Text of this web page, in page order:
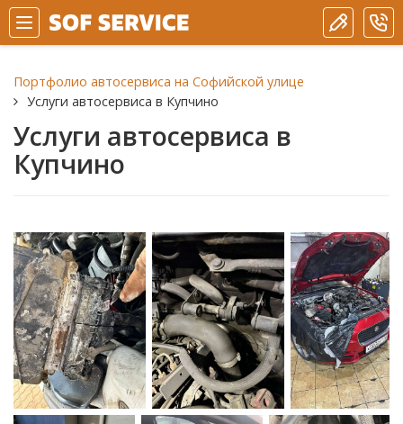
Портфолио автосервиса на Софийской улице
Услуги автосервиса в Купчино
Услуги автосервиса в
Купчино